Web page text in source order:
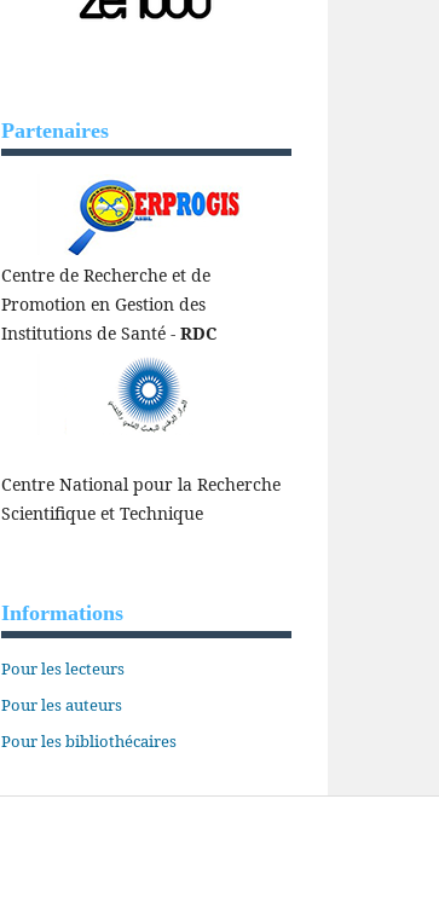
Partenaires
Centre de Recherche et de
Promotion en Gestion des
Institutions de Santé - RDC
Centre National pour la Recherche
Scientifique et Technique
Informations
Pour les lecteurs
Pour les auteurs
Pour les bibliothécaires